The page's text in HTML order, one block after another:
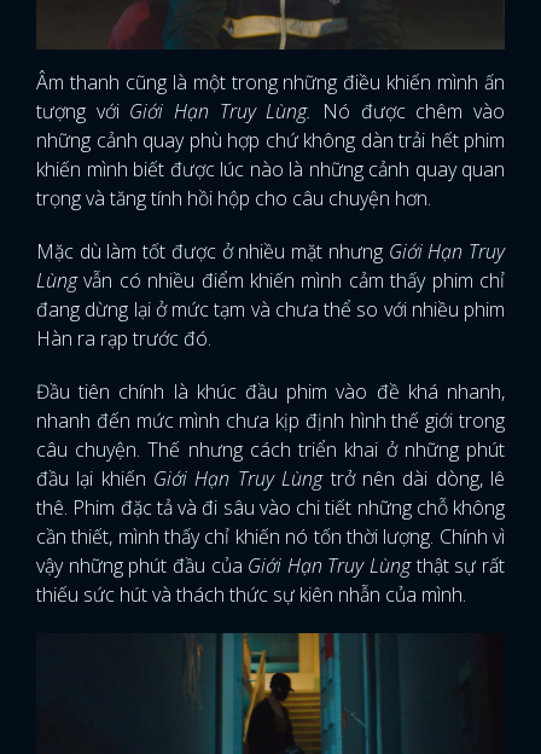
FACEBOOK GOOGLE
Âm thanh cũng là một trong những điều khiến mình ấn
tượng với Giới Hạn Truy Lùng. Nó được chêm vào
những cảnh quay phù hợp chứ không dàn trải hết phim
khiến mình biết được lúc nào là những cảnh quay quan
trọng và tăng tính hồi hộp cho câu chuyện hơn.
Mặc dù làm tốt được ở nhiều mặt nhưng Giới Hạn Truy
Lùngvẫn có nhiều điểm khiến mình cảm thấy phim chỉ
đang dừng lại ở mức tạm và chưa thể so với nhiều phim
Hàn ra rạp trước đó.
Đầu tiên chính là khúc đầu phim vào đề khá nhanh,
nhanh đến mức mình chưa kịp định hình thế giới trong
câu chuyện. Thế nhưng cách triển khai ở những phút
đầu lại khiến Giới Hạn Truy Lùng trở nên dài dòng, lê
thê. Phim đặc tả và đi sâu vào chi tiết những chỗ không
cần thiết, mình thấy chỉ khiến nó tốn thời lượng. Chính vì
vậy những phút đầu của Giới Hạn Truy Lùngthật sự rất
thiếu sức hút và thách thức sự kiên nhẫn của mình.